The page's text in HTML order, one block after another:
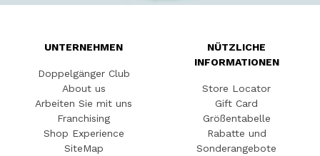
UNTERNEHMEN
Doppelgänger Club
About us
Arbeiten Sie mit uns
Franchising
Shop Experience
SiteMap
NÜTZLICHE
INFORMATIONEN
Store Locator
Gift Card
Größentabelle
Rabatte und
Sonderangebote